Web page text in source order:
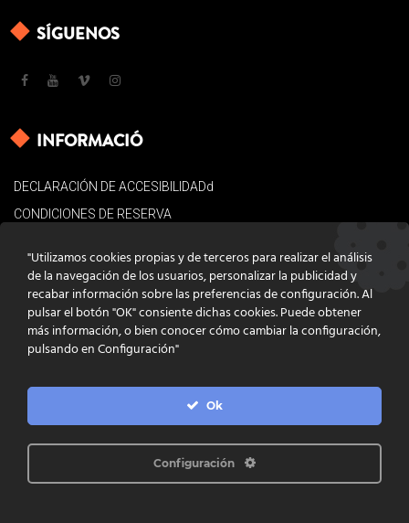
SÍGUENOS
INFORMACIÓ
DECLARACIÓN DE ACCESIBILIDADd
CONDICIONES DE RESERVA
POLÍTICA DE COOKIES
CONTACTO
PROGRAMACIÓ INFOACTIVA'T
"Utilizamos cookies propias y de terceros para realizar el análisis
de la navegación de los usuarios, personalizar la publicidad y
recabar información sobre las preferencias de configuración. Al
pulsar el botón "OK" consiente dichas cookies. Puede obtener
más información, o bien conocer cómo cambiar la configuración,
pulsando en Configuración"
Ok
Configuración